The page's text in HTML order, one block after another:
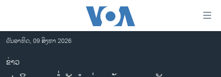
ເຂົ້າ
ຫາ
ຂ້າມ
ວັນອາທິດ, 09 ສິງຫາ 2026
ຂ່າວ